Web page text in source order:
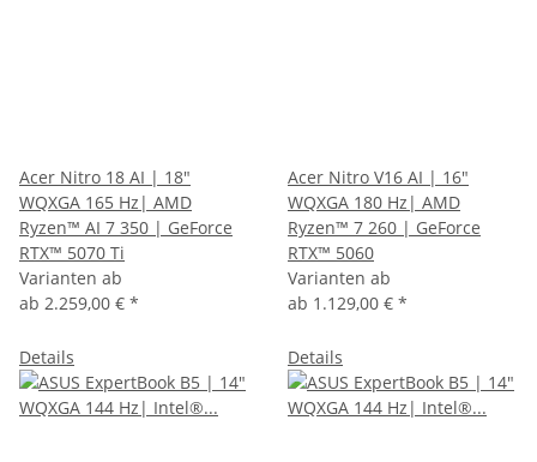
Acer Nitro 18 AI | 18"
WQXGA 165 Hz| AMD
Ryzen™ AI 7 350 | GeForce
RTX™ 5070 Ti
Varianten ab
ab 2.259,00 € *
Details
Acer Nitro V16 AI | 16"
WQXGA 180 Hz| AMD
Ryzen™ 7 260 | GeForce
RTX™ 5060
Varianten ab
ab 1.129,00 € *
Details